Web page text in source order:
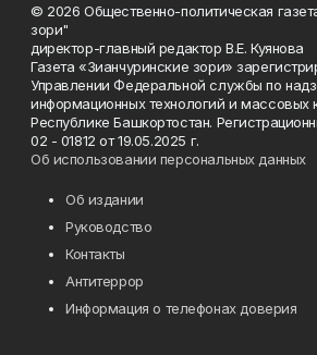
© 2026 Общественно-политическая
зори"
директор-главный редактор В.Е. Куянова
Газета «Зианчуринские зори»
Управлении Федеральной службы по
информационных технологий и массовых
Республике Башкортостан.
02 - 01812 от 19.05.2025 г.
Об использовании персональных данных
Об издании
Руководство
Контакты
Антитеррор
Информация о телефонах доверия